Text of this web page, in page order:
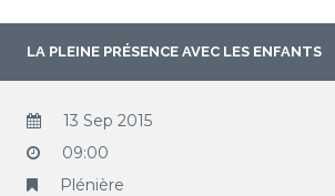
LA PLEINE PRÉSENCE AVEC LES ENFANTS
13 Sep 2015
09:00
Plénière